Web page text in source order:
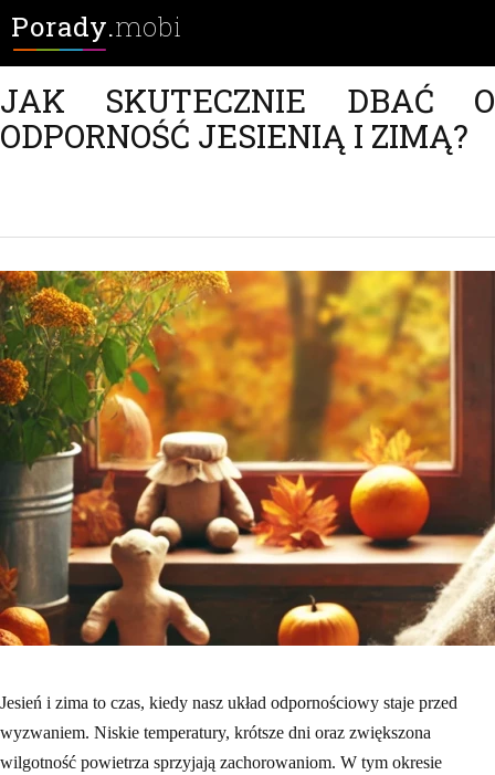
Porady.mobi
JAK SKUTECZNIE DBAĆ O
ODPORNOŚĆ JESIENIĄ I ZIMĄ?
Jesień i zima to czas, kiedy nasz układ odpornościowy staje przed
wyzwaniem. Niskie temperatury, krótsze dni oraz zwiększona
wilgotność powietrza sprzyjają zachorowaniom. W tym okresie